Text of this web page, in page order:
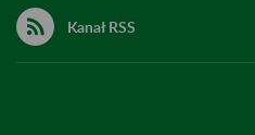
Kanał RSS